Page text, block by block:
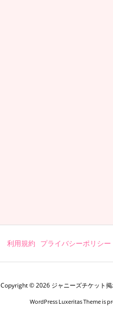
利用規約 プライバシーポリシー
Copyright ©2026 ジャニーズチケット
WordPress Luxeritas Theme is